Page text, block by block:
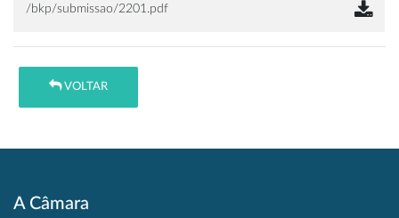
/bkp/submissao/2201.pdf
VOLTAR
A Câmara